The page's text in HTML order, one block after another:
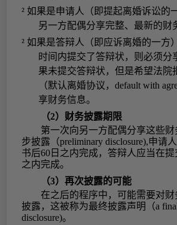
²如果是申请人（即提起离婚诉讼的
另一方配偶分享完整、最新的财
²如果是答辩人（即应诉离婚的一方
时间内提交了答辩状，则必须分
果未提交答辩状，但是希望法院
（默认离婚协议，default with
享财务信息。
（2） 财务披露期限
第一次向另一方配偶分享这些
步披露（preliminary disclosure),申请
书后60日之内完成，答辩人应当在提
之内完成。
（3）再次披露的可能
在之后的程序中，可能需要对
披露，这被称为最终披露声明（a
disclosure)。